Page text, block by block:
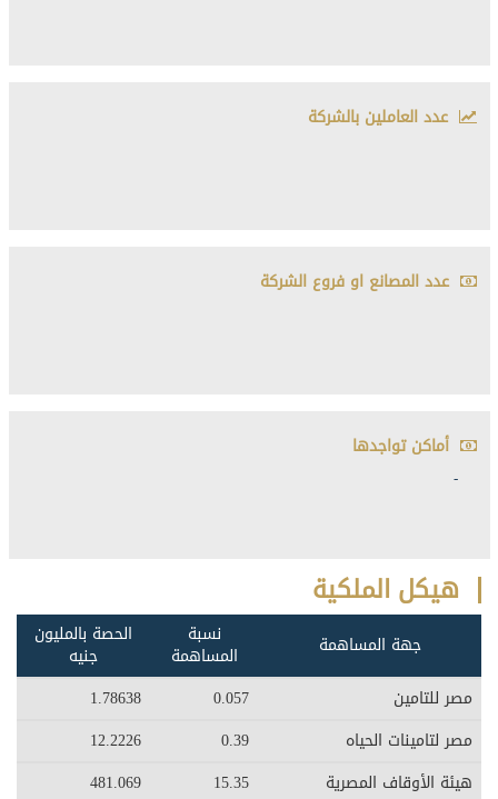
عدد العاملين بالشركة
عدد المصانع او فروع الشركة
أماكن تواجدها
-
هيكل الملكية
جهة المساهمة نسبة
المساهمة
الحصة بالمليون
جنيه
مصر للتامين
0.057
1.78638
مصر لتامينات الحياه
0.39
12.2226
هيئة الأوقاف المصرية
15.35
481.069